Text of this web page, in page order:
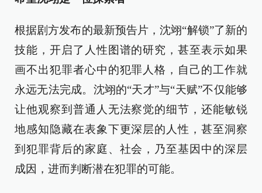
根据剧方发布的最新预告片，沈翊“解锁”了新的
技能，开启了人性图谱的研究，甚至表示如果
画不出犯罪者心中的犯罪人格，自己的工作就
永远无法完成。沈翊的“天才”与“天赋”不仅能够
让他观察到普通人无法察觉的细节，还能敏锐
地感知隐藏在表象下更深层的人性，甚至洞察
到犯罪背后的家庭、社会，乃至基因中的深层
成因，进而判断潜在犯罪的可能。